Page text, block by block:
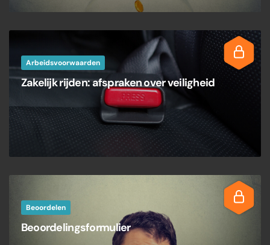
Arbeidsvoorwaarden
Zakelijk rijden: afspraken over veiligheid
Beoordelen
Beoordelingsformulier